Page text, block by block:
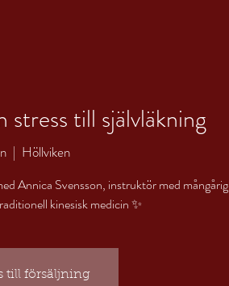
till självläkning
  |
Höllviken
Annica Svensson, instruktör med mångårig
till försäljning